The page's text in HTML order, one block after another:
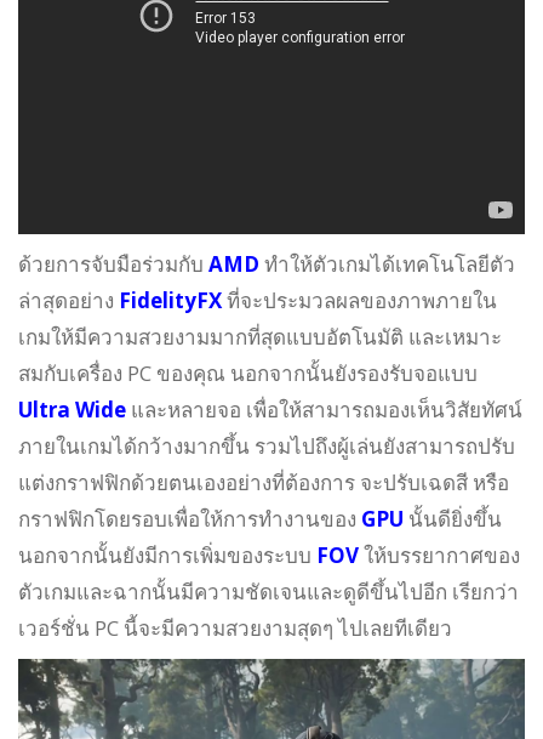
ด้วยการจับมือร่วมกับ AMD ทำให้ตัวเกมได้เทคโนโลยีตัว
ล่าสุดอย่าง FidelityFXที่จะประมวลผลของภาพภายใน
เกมให้มีความสวยงามมากที่สุดแบบอัตโนมัติ และเหมาะ
สมกับเครื่อง PC ของคุณ นอกจากนั้นยังรองรับจอแบบ
Ultra Wide และหลายจอ เพื่อให้สามารถมองเห็นวิสัยทัศน์
ภายในเกมได้กว้างมากขึ้น รวมไปถึงผู้เล่นยังสามารถปรับ
แต่งกราฟฟิกด้วยตนเองอย่างที่ต้องการ จะปรับเฉดสี หรือ
กราฟฟิกโดยรอบเพื่อให้การทำงานของ GPU นั้นดียิ่งขึ้น
นอกจากนั้นยังมีการเพิ่มของระบบ FOVให้บรรยากาศของ
ตัวเกมและฉากนั้นมีความชัดเจนและดูดีขึ้นไปอีก เรียกว่า
เวอร์ชั่น PC นี้จะมีความสวยงามสุดๆ ไปเลยทีเดียว